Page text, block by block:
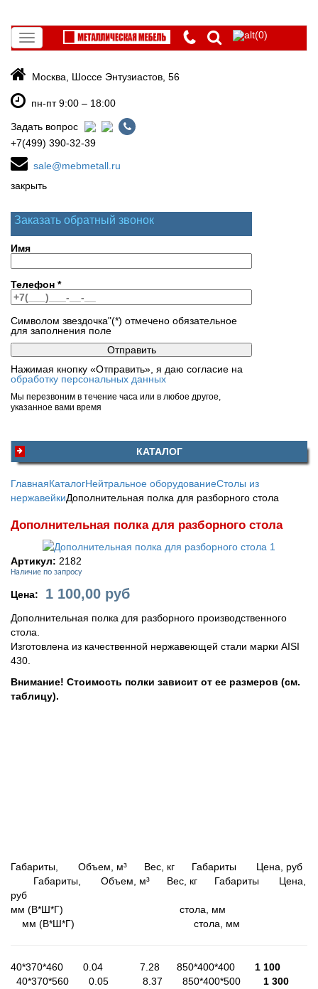
Toggle
navigation
(0)
Москва, Шоссе Энтузиастов, 56
пн-пт 9:00 – 18:00
Задать вопрос
+7(499) 390-32-39
sale@mebmetall.ru
закрыть
Заказать обратный звонок
Имя
Телефон *
Символом звездочка"(*) отмечено обязательное
для заполнения поле
Нажимая кнопку «Отправить», я даю согласие на
обработку персональных данных
Мы перезвоним в течение часа или в любое другое,
указанное вами время
КАТАЛОГ
ГлавнаяКаталогНейтральное оборудованиеСтолы из
нержавейкиДополнительная полка для разборного стола
Дополнительная полка для разборного стола
Артикул: 2182
Наличие по запросу
Цена: 1 100,00 руб
Дополнительная полка для разборного производственного
стола.
Изготовлена из качественной нержавеющей стали марки AISI
430.
Внимание! Стоимость полки зависит от ее размеров (см.
таблицу).
Габариты, Объем, м³ Вес, кг Габариты Цена, руб
Габариты, Объем, м³ Вес, кг Габариты Цена,
руб
мм (В*Ш*Г) стола, мм
мм (В*Ш*Г) стола, мм
40*370*460 0.04 7.28 850*400*400 1 100
40*370*560 0.05 8.37 850*400*500 1 300